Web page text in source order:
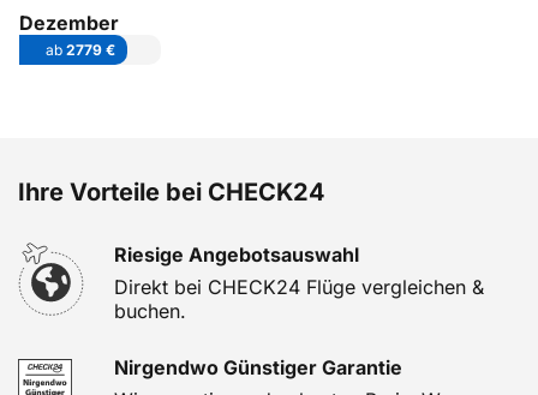
Dezember
ab 2779 €
Ihre Vorteile bei CHECK24
Riesige Angebotsauswahl
Direkt bei CHECK24 Flüge vergleichen &
buchen.
Nirgendwo Günstiger Garantie